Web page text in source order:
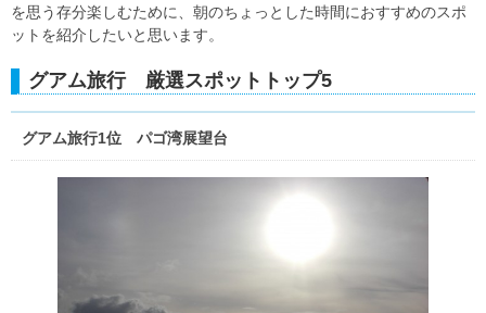
を思う存分楽しむために、朝のちょっとした時間におすすめのスポ
ットを紹介したいと思います。
グアム旅行 厳選スポットトップ5
グアム旅行1位 パゴ湾展望台